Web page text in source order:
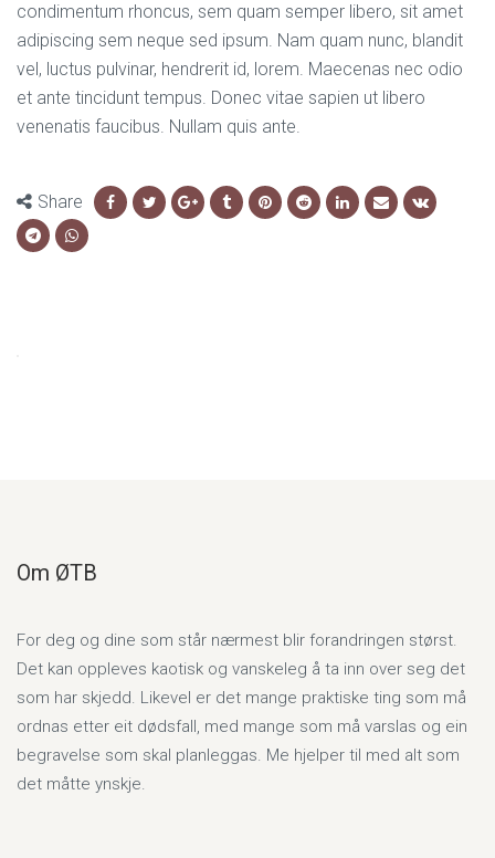
condimentum rhoncus, sem quam semper libero, sit amet
adipiscing sem neque sed ipsum. Nam quam nunc, blandit
vel, luctus pulvinar, hendrerit id, lorem. Maecenas nec odio
et ante tincidunt tempus. Donec vitae sapien ut libero
venenatis faucibus. Nullam quis ante.
Share
Om ØTB
For deg og dine som står nærmest blir forandringen størst.
Det kan oppleves kaotisk og vanskeleg å ta inn over seg det
som har skjedd. Likevel er det mange praktiske ting som må
ordnas etter eit dødsfall, med mange som må varslas og ein
begravelse som skal planleggas. Me hjelper til med alt som
det måtte ynskje.